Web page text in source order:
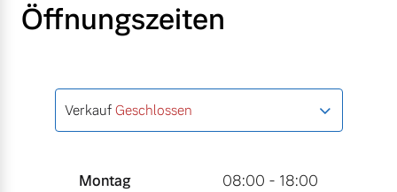
Öffnungszeiten
Verkauf Geschlossen
Montag
08:00 - 18:00